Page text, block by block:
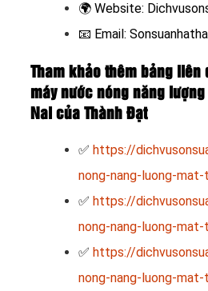
🌍 Website:
📧 Email:
Tham khảo thêm bảng liên
máy nước nóng năng
Nai của Thành Đạt
✅ https://
nong-nang-luong-
✅ https://
nong-nang-luong-
✅ https://
nong-nang-luong-